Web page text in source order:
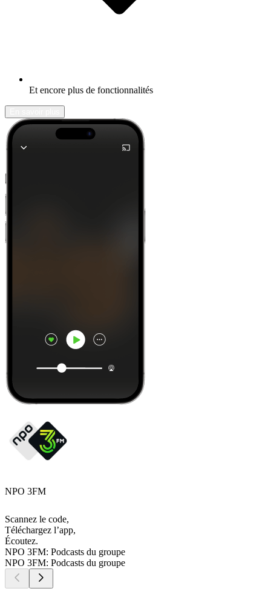
Et encore plus de fonctionnalités
NPO 3FM
Scannez le code,
Téléchargez l’app,
Écoutez.
NPO 3FM: Podcasts du groupe
NPO 3FM: Podcasts du groupe